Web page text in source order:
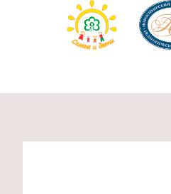
содержимому